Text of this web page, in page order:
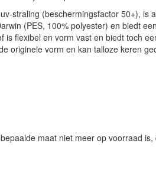
straling (beschermingsfactor 50+), is
(PES, 100% polyester) en biedt
flexibel en vorm vast en biedt toch
originele vorm en kan talloze keren
maat niet meer op voorraad